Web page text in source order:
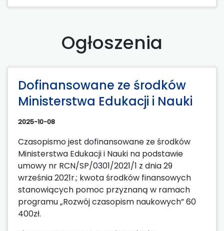
Ogłoszenia
Dofinansowane ze środków
Ministerstwa Edukacji i Nauki
2025-10-08
Czasopismo jest dofinansowane ze środków
Ministerstwa Edukacji i Nauki na podstawie
umowy nr RCN/SP/0301/2021/1 z dnia 29
września 2021r.; kwota środków finansowych
stanowiących pomoc przyznaną w ramach
programu „Rozwój czasopism naukowych” 60
400zł.